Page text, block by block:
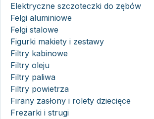
Elektryczne szczoteczki do zębów
Felgi aluminiowe
Felgi stalowe
Figurki makiety i zestawy
Filtry kabinowe
Filtry oleju
Filtry paliwa
Filtry powietrza
Firany zasłony i rolety dziecięce
Frezarki i strugi